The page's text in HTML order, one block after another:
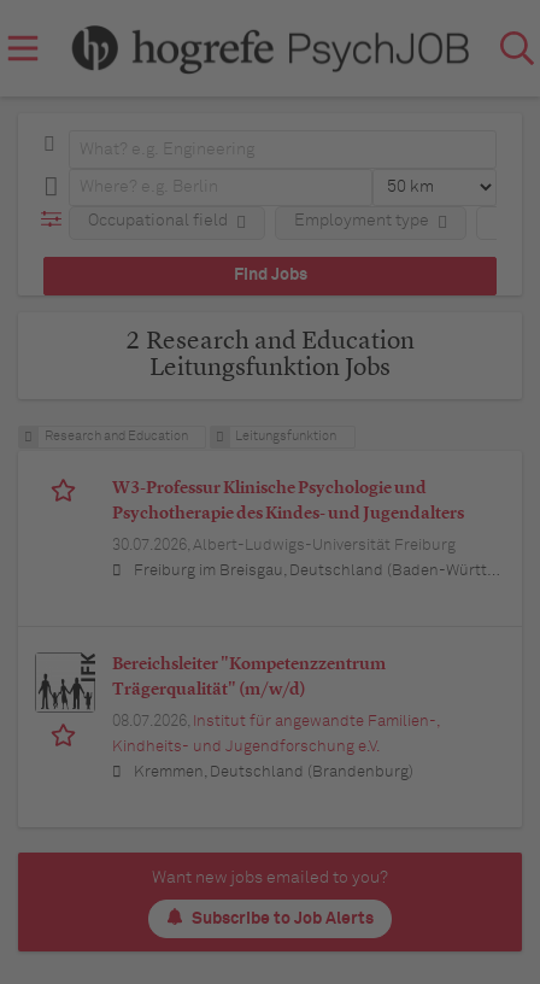
Occupational field Employment type
2 Research and Education
Leitungsfunktion Jobs
Research and Education Leitungsfunktion
W3-Professur Klinische Psychologie und
Psychotherapie des Kindes- und Jugendalters
30.07.2026, Albert-Ludwigs-Universität Freiburg
Freiburg im Breisgau, Deutschland (Baden-Württemberg)
Bereichsleiter "Kompetenzzentrum
Trägerqualität" (m/w/d)
08.07.2026, Institut für angewandte Familien-,
Kindheits- und Jugendforschung e.V.
Kremmen, Deutschland (Brandenburg)
Want new jobs emailed to you?
Subscribe to Job Alerts